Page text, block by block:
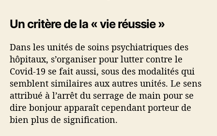
Un critère de la « vie réussie »
Dans les unités de soins psychiatriques des
hôpitaux, s’organiser pour lutter contre le
Covid-19 se fait aussi, sous des modalités qui
semblent similaires aux autres unités. Le sens
attribué à l’arrêt du serrage de main pour se
dire bonjour apparaît cependant porteur de
bien plus de signification.